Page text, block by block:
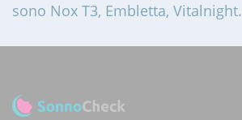
sono Nox T3, Embletta, Vitalnight.